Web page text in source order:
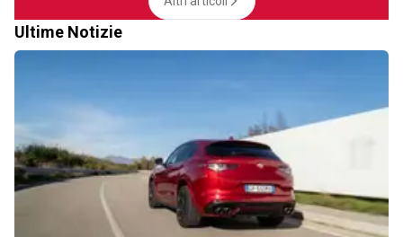
Ultime Notizie